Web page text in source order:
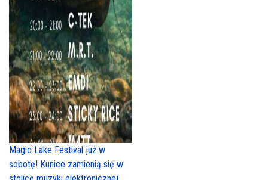
Magic Lake Festival już w
sobotę! Kunice zamienią się w